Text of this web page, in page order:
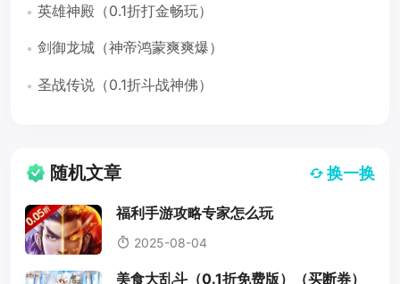
英雄神殿（0.1折打金畅玩）
剑御龙城（神帝鸿蒙爽爽爆）
圣战传说（0.1折斗战神佛）
随机文章 换一换
福利手游攻略专家怎么玩
2025-08-04
美食大乱斗（0.1折免费版）（买断券）